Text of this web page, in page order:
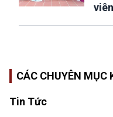
CÁC CHUYÊN MỤC
Tin Tức